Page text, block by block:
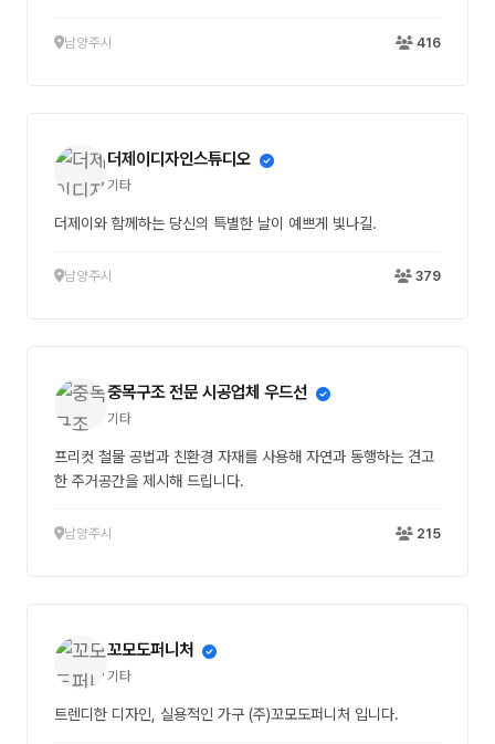
남양주시 416
더제이디자인스튜디오
기타
더제이와 함께하는 당신의 특별한 날이 예쁘게 빛나길.
남양주시 379
중목구조 전문 시공업체 우드선
기타
프리컷 철물 공법과 친환경 자재를 사용해 자연과 동행하는 견고
한 주거공간을 제시해 드립니다.
남양주시 215
꼬모도퍼니처
기타
트렌디한 디자인, 실용적인 가구 (주)꼬모도퍼니처 입니다.